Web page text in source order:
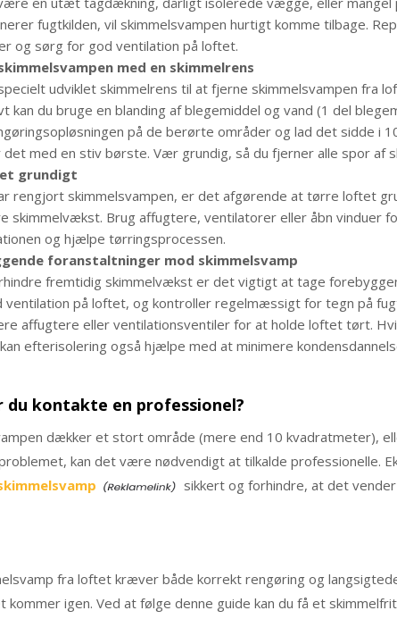
fugtkilden, vil skimmelsvampen hurtigt komme tilbage.
og sørg for god ventilation på loftet.
med en skimmelrens
udviklet skimmelrens til at fjerne skimmelsvampen fra
kan du bruge en blanding af blegemiddel og vand (1 del
på de berørte områder og lad det sidde i
det med en stiv børste. Vær grundig, så du fjerner alle spor af
grundigt
rengjort skimmelsvampen, er det afgørende at tørre loftet
skimmelvækst. Brug affugtere, ventilatorer eller åbn vinduer
og hjælpe tørringsprocessen.
foranstaltninger mod skimmelsvamp
fremtidig skimmelvækst er det vigtigt at tage
ventilation på loftet, og kontroller regelmæssigt for tegn på
affugtere eller ventilationsventiler for at holde loftet tørt.
efterisolering også hjælpe med at minimere
du kontakte en professionel?
dækker et stort område (mere end 10 kvadratmeter),
kan det være nødvendigt at tilkalde professionelle.
sikkert og forhindre, at det
fra loftet kræver både korrekt rengøring og
kommer igen. Ved at følge denne guide kan du få et